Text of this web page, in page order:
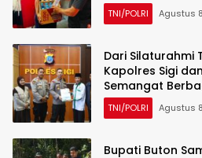
TNI/POLRI Agustus
Dari Silaturahmi
Kapolres Sigi
Semangat
TNI/POLRI Agustus
Bupati Buton